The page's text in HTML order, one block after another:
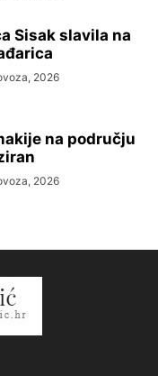
Sisak slavila na
2026
na području
2026